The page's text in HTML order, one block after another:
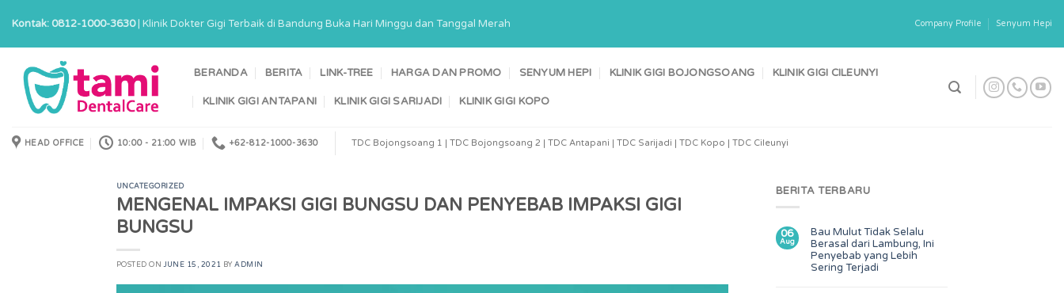
content
Kontak: 0812-1000-3630| Klinik Dokter Gigi Terbaik di Bandung Buka Hari Minggu dan Tanggal Merah Company Profile Senyum Hepi
BERANDA BERITA LINK-TREE HARGA DAN PROMO SENYUM HEPI KLINIK GIGI BOJONGSOANG KLINIK GIGI CILEUNYI
KLINIK GIGI ANTAPANI KLINIK GIGI SARIJADI KLINIK GIGI KOPO
HEAD OFFICE 10:00 - 21:00 WIB +62-812-1000-3630 TDC Bojongsoang 1 | TDC Bojongsoang 2 | TDC Antapani | TDC Sarijadi | TDC Kopo | TDC Cileunyi
UNCATEGORIZED
MENGENAL IMPAKSI GIGI BUNGSU DAN PENYEBAB IMPAKSI GIGI
BUNGSU
POSTED ONJUNE 15, 2021 BYADMIN
BERITA TERBARU
06
Aug
Bau Mulut Tidak Selalu
Berasal dari Lambung, Ini
Penyebab yang Lebih
Sering Terjadi